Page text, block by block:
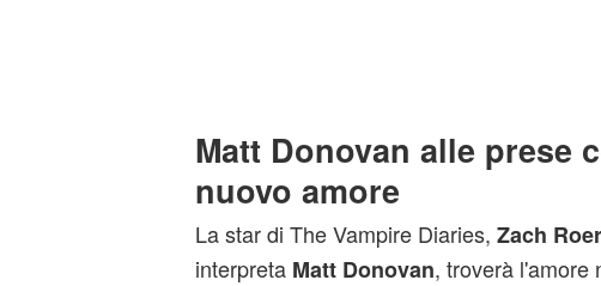
Matt Donovan alle prese
nuovo amore
La star di The Vampire Diaries, Zach
interpreta Matt Donovan, troverà l'amore